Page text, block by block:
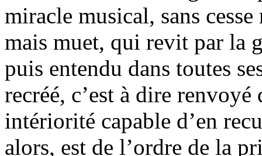
miracle musical, sans
mais muet, qui revit par la
puis entendu dans toutes
recréé, c’est à dire renvoyé
intériorité capable d’en
alors, est de l’ordre de la